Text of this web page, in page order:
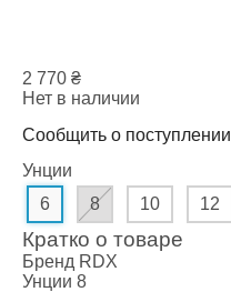
2 770 ₴
Нет в наличии
Сообщить о поступлении
Унции
6
8 10 12
Кратко о товаре
Бренд RDX
Унции 8